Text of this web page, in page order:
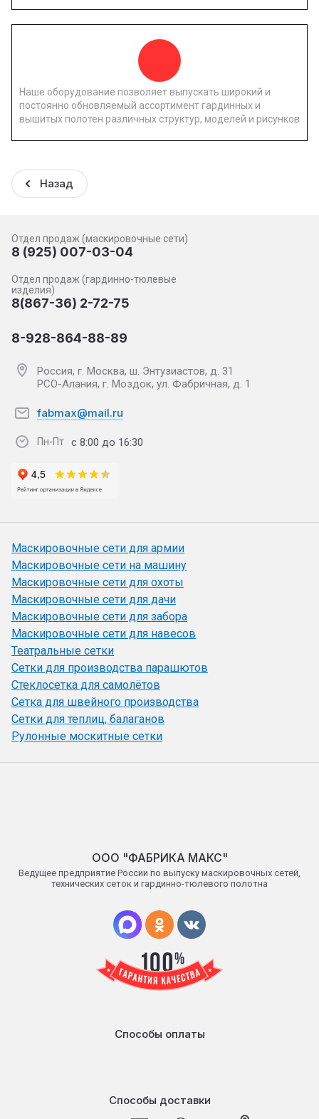
Наше оборудование позволяет выпускать широкий и
постоянно обновляемый ассортимент гардинных и
вышитых полотен различных структур, моделей и рисунков
Назад
Отдел продаж (маскировочные сети)
8 (925) 007-03-04
Отдел продаж (гардинно-тюлевые
изделия)
8(867-36) 2-72-75
8-928-864-88-89
Россия, г. Москва, ш. Энтузиастов, д. 31
РСО-Алания, г. Моздок, ул. Фабричная, д. 1
fabmax@mail.ru
Пн-Пт с 8:00 до 16:30
Маскировочные сети для армии
Маскировочные сети на машину
Маскировочные сети для охоты
Маскировочные сети для дачи
Маскировочные сети для забора
Маскировочные сети для навесов
Театральные сетки
Сетки для производства парашютов
Стеклосетка для самолётов
Сетка для швейного производства
Сетки для теплиц, балаганов
Рулонные москитные сетки
OОO "ФАБРИКА МАКС"
Ведущее предприятие России по выпуску маскировочных сетей,
технических сеток и гардинно-тюлевого полотна
Способы оплаты
Способы доставки